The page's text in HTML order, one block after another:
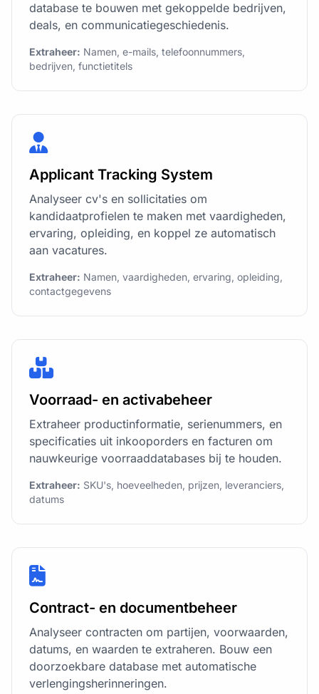
database te bouwen met gekoppelde bedrijven,
deals, en communicatiegeschiedenis.
Extraheer: Namen, e-mails, telefoonnummers,
bedrijven, functietitels
Applicant Tracking System
Analyseer cv's en sollicitaties om
kandidaatprofielen te maken met vaardigheden,
ervaring, opleiding, en koppel ze automatisch
aan vacatures.
Extraheer: Namen, vaardigheden, ervaring, opleiding,
contactgegevens
Voorraad- en activabeheer
Extraheer productinformatie, serienummers, en
specificaties uit inkooporders en facturen om
nauwkeurige voorraaddatabases bij te houden.
Extraheer: SKU's, hoeveelheden, prijzen, leveranciers,
datums
Contract- en documentbeheer
Analyseer contracten om partijen, voorwaarden,
datums, en waarden te extraheren. Bouw een
doorzoekbare database met automatische
verlengingsherinneringen.